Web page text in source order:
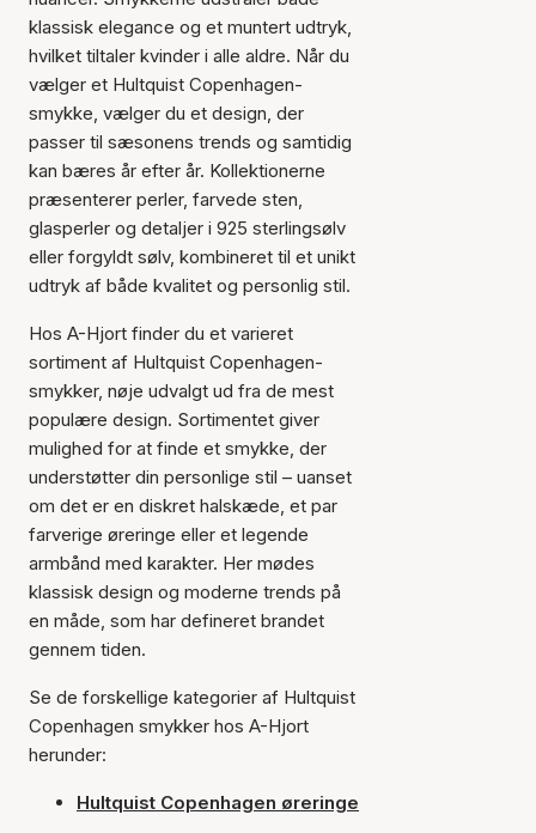
klassisk elegance og et muntert udtryk,
hvilket tiltaler kvinder i alle aldre. Når du
vælger et Hultquist Copenhagen-
smykke, vælger du et design, der
passer til sæsonens trends og samtidig
kan bæres år efter år. Kollektionerne
præsenterer perler, farvede sten,
glasperler og detaljer i 925 sterlingsølv
eller forgyldt sølv, kombineret til et unikt
udtryk af både kvalitet og personlig stil.
Hos A-Hjort finder du et varieret
sortiment af Hultquist Copenhagen-
smykker, nøje udvalgt ud fra de mest
populære design. Sortimentet giver
mulighed for at finde et smykke, der
understøtter din personlige stil – uanset
om det er en diskret halskæde, et par
farverige øreringe eller et legende
armbånd med karakter. Her mødes
klassisk design og moderne trends på
en måde, som har defineret brandet
gennem tiden.
Se de forskellige kategorier af Hultquist
Copenhagen smykker hos A-Hjort
herunder:
Hultquist Copenhagen øreringe